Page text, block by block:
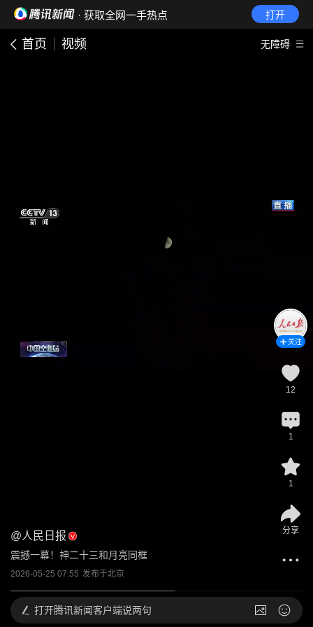
· 获取全网一手热点 打开
首页 视频 无障碍
@人民日报
震撼一幕！神二十三和月亮同框
2026-05-25 07:55 发布于北京
关注
12
1
1
分享
打开腾讯新闻客户端说两句